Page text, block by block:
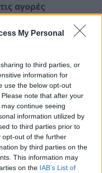
My Personal
to third parties, or
information for
use the below opt-out
note that after your
continue seeing
information utilized by
to third parties prior to
opt-out of the further
by third parties on the
This information may
on the IAB’s List of
αγορές
τιςυπηρεσίες
οποίες αναμένεται
και
η μέτρηση σε
την οποία το 57%
το 13% ότι θα
30% αύξηση.
ότι οι
δεύτερο εξάμηνο
κάλυψη των βασικών